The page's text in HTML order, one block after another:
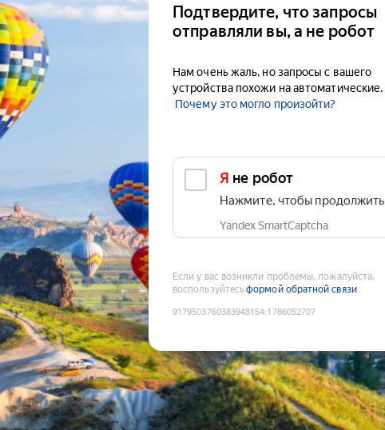
Подтвердите, что запросы
отправляли вы, а не робот
Нам очень жаль, но запросы с вашего
устройства похожи на автоматические.
Почему это могло произойти?
Я не робот
Нажмите, чтобы продолжить
Yandex SmartCaptcha
Если у вас возникли проблемы, пожалуйста,
воспользуйтесьформой обратной связи
9179503760383948154:1786052707